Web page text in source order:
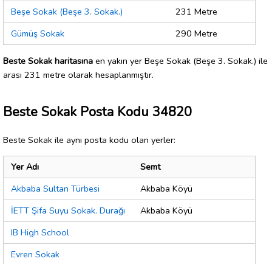
Beşe Sokak (Beşe 3. Sokak.)
231 Metre
Gümüş Sokak
290 Metre
Beste Sokak haritasına en yakın yer Beşe Sokak (Beşe 3. Sokak.) ile
arası 231 metre olarak hesaplanmıştır.
Beste Sokak Posta Kodu 34820
Beste Sokak ile aynı posta kodu olan yerler:
Yer Adı
Semt
Akbaba Sultan Türbesi
Akbaba Köyü
İETT Şifa Suyu Sokak. Durağı
Akbaba Köyü
IB High School
Evren Sokak